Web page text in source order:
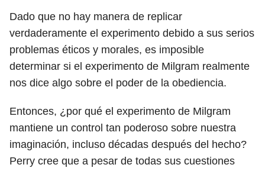
Dado que no hay manera de replicar
verdaderamente el experimento debido a sus serios
problemas éticos y morales, es imposible
determinar si el experimento de Milgram realmente
nos dice algo sobre el poder de la obediencia.
Entonces, ¿por qué el experimento de Milgram
mantiene un control tan poderoso sobre nuestra
imaginación, incluso décadas después del hecho?
Perry cree que a pesar de todas sus cuestiones